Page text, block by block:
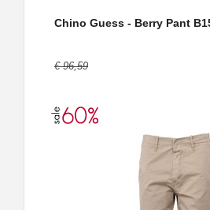
Chino Guess - Berry Pant
€ 96,59